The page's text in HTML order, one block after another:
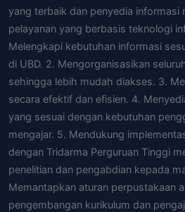
yang terbaik dan penyedia informasi
pelayanan yang berbasis teknologi
Melengkapi kebutuhan informasi
di UBD. 2. Mengorganisasikan
sehingga lebih mudah diakses. 3.
secara efektif dan efisien. 4.
yang sesuai dengan kebutuhan
mengajar. 5. Mendukung
dengan Tridarma Perguruan Tinggi
penelitian dan pengabdian kepada
Memantapkan aturan perpustakaan
pengembangan kurikulum dan